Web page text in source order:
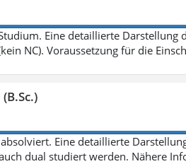
Eine detaillierte
NC). Voraussetzung für die
Eine detaillierte
dual studiert werden. Nähere